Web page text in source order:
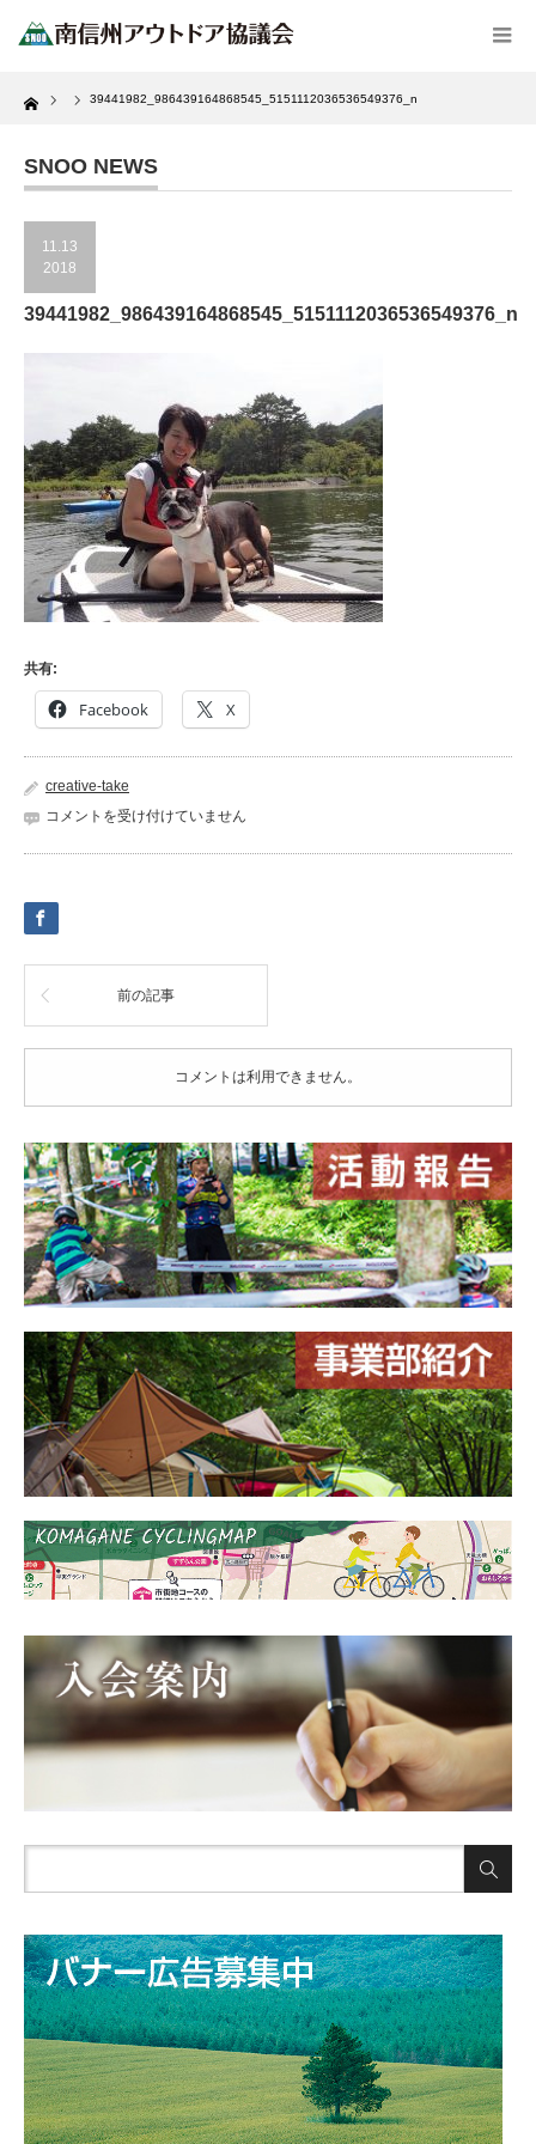
Home 39441982_986439164868545_5151112036536549376_n
SNOO NEWS
11.13
2018
39441982_986439164868545_5151112036536549376_n
共有:
Facebook X
creative-take
39441982_986439164868545_5151112036536549376_n
コメントを受け付けていません
前の記事
コメントは利用できません。